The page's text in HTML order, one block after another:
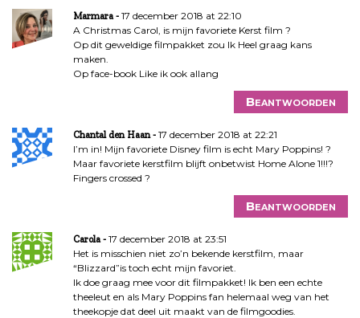
Marmara
17 december 2018 at 22:10
A Christmas Carol, is mijn favoriete Kerst film ?
Op dit geweldige filmpakket zou Ik Heel graag kans
maken.
Op face-book Like ik ook allang
Beantwoorden
Chantal den Haan
17 december 2018 at 22:21
I’m in! Mijn favoriete Disney film is echt Mary Poppins! ?
Maar favoriete kerstfilm blijft onbetwist Home Alone 1!!!?
Fingers crossed ?
Beantwoorden
Carola
17 december 2018 at 23:51
Het is misschien niet zo’n bekende kerstfilm, maar
“Blizzard”is toch echt mijn favoriet.
Ik doe graag mee voor dit filmpakket! Ik ben een echte
theeleut en als Mary Poppins fan helemaal weg van het
theekopje dat deel uit maakt van de filmgoodies.